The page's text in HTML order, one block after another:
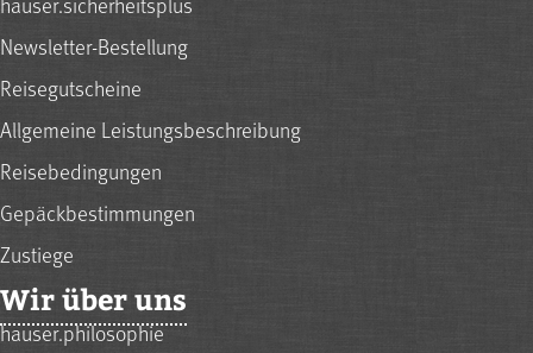
Newsletter-Bestellung
Reisegutscheine
Allgemeine Leistungsbeschreibung
Reisebedingungen
Gepäckbestimmungen
Zustiege
Wir über uns
hauser.philosophie